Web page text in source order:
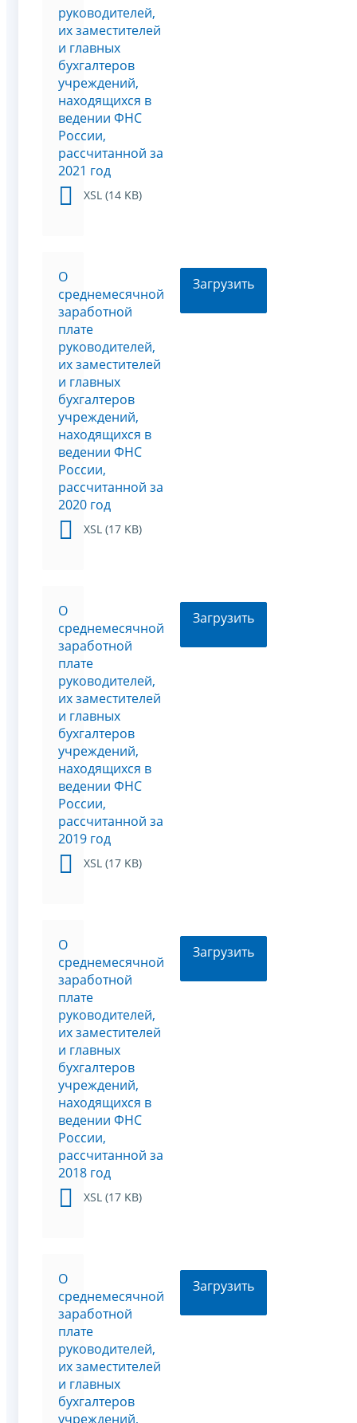
руководителей,
их заместителей
и главных
бухгалтеров
учреждений,
находящихся в
ведении ФНС
России,
рассчитанной за
2021 год
XSL (14 KB)
О
среднемесячной
заработной
плате
руководителей,
их заместителей
и главных
бухгалтеров
учреждений,
находящихся в
ведении ФНС
России,
рассчитанной за
2020 год
XSL (17 KB)
Загрузить
О
среднемесячной
заработной
плате
руководителей,
их заместителей
и главных
бухгалтеров
учреждений,
находящихся в
ведении ФНС
России,
рассчитанной за
2019 год
XSL (17 KB)
Загрузить
О
среднемесячной
заработной
плате
руководителей,
их заместителей
и главных
бухгалтеров
учреждений,
находящихся в
ведении ФНС
России,
рассчитанной за
2018 год
XSL (17 KB)
Загрузить
О
среднемесячной
заработной
плате
руководителей,
их заместителей
и главных
бухгалтеров
учреждений,
Загрузить